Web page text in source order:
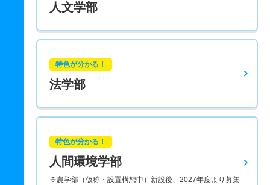
人文学部
特色が分かる！
法学部
特色が分かる！
人間環境学部
※農学部（仮称・設置構想中）新設後、2027年度より募集